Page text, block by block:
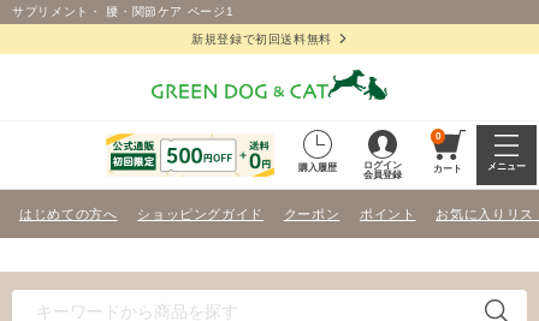
サプリメント・ 腰・関節ケア ページ1
新規登録で初回送料無料
購入履歴
ログイン
会員登録
0
カート メニュー
はじめての方へ ショッピングガイド クーポン ポイント お気に入りリス